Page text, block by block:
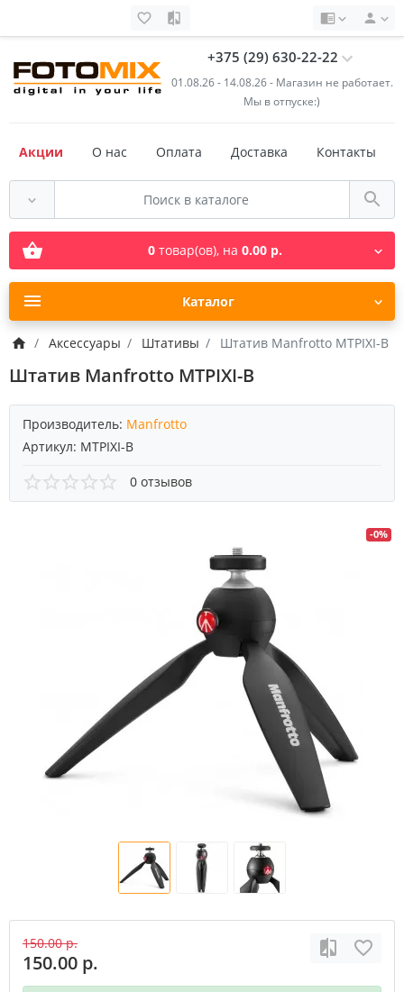
+375 (29) 630-22-22
01.08.26 - 14.08.26 - Магазин не работает.
Мы в отпуске:)
Акции О нас Оплата Доставка Контакты
0товар(ов), на 0.00 р.
Каталог
Аксессуары Штативы Штатив Manfrotto MTPIXI-B
Штатив Manfrotto MTPIXI-B
Производитель: Manfrotto
Артикул: MTPIXI-B
0 отзывов
-0%
150.00 р.
150.00 р.